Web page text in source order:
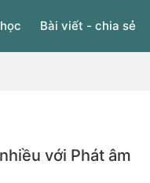
Bài viết - chia sẻ
với Phát âm